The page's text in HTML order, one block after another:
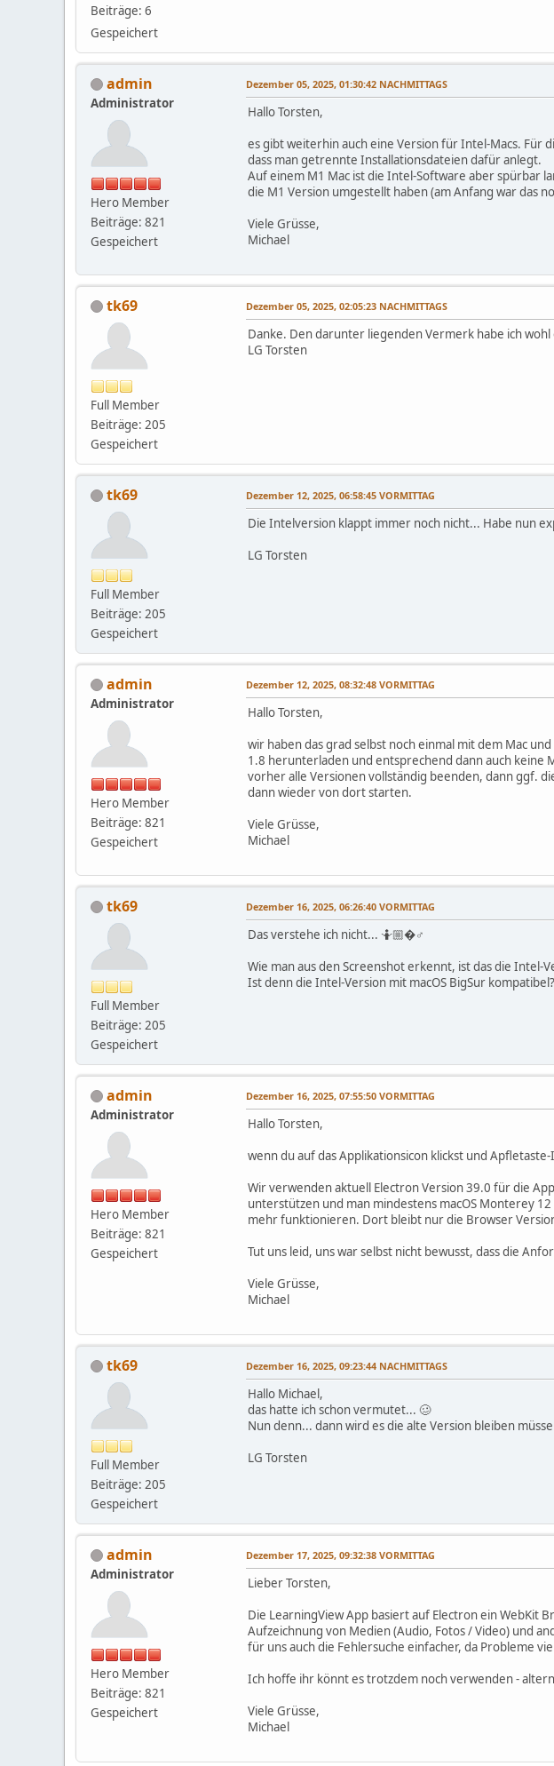
Beiträge: 6
Gespeichert
admin
Administrator
Hero Member
Beiträge: 821
Gespeichert
Dezember 05, 2025, 01:30:42 NACHMITTAGS
Hallo Torsten,
es gibt weiterhin auch eine Version für Intel-Macs. Für
dass man getrennte Installationsdateien dafür anlegt.
Auf einem M1 Mac ist die Intel-Software aber spürbar
die M1 Version umgestellt haben (am Anfang war das
Viele Grüsse,
Michael
tk69
Full Member
Beiträge: 205
Gespeichert
Dezember 05, 2025, 02:05:23 NACHMITTAGS
Danke. Den darunter liegenden Vermerk habe ich
LG Torsten
tk69
Full Member
Beiträge: 205
Gespeichert
Dezember 12, 2025, 06:58:45 VORMITTAG
Die Intelversion klappt immer noch nicht... Habe nun
LG Torsten
admin
Administrator
Hero Member
Beiträge: 821
Gespeichert
Dezember 12, 2025, 08:32:48 VORMITTAG
Hallo Torsten,
wir haben das grad selbst noch einmal mit dem Mac
1.8 herunterladen und entsprechend dann auch keine
vorher alle Versionen vollständig beenden, dann ggf.
dann wieder von dort starten.
Viele Grüsse,
Michael
tk69
Full Member
Beiträge: 205
Gespeichert
Dezember 16, 2025, 06:26:40 VORMITTAG
Das verstehe ich nicht... 🤷🏼�♂️
Wie man aus den Screenshot erkennt, ist das die Intel-
Ist denn die Intel-Version mit macOS BigSur kompatibel?
admin
Administrator
Hero Member
Beiträge: 821
Gespeichert
Dezember 16, 2025, 07:55:50 VORMITTAG
Hallo Torsten,
wenn du auf das Applikationsicon klickst und
Wir verwenden aktuell Electron Version 39.0 für die
unterstützen und man mindestens macOS Monterey
mehr funktionieren. Dort bleibt nur die Browser
Tut uns leid, uns war selbst nicht bewusst, dass die
Viele Grüsse,
Michael
tk69
Full Member
Beiträge: 205
Gespeichert
Dezember 16, 2025, 09:23:44 NACHMITTAGS
Hallo Michael,
das hatte ich schon vermutet... 🥴
Nun denn... dann wird es die alte Version bleiben
LG Torsten
admin
Administrator
Hero Member
Beiträge: 821
Gespeichert
Dezember 17, 2025, 09:32:38 VORMITTAG
Lieber Torsten,
Die LearningView App basiert auf Electron ein WebKit
Aufzeichnung von Medien (Audio, Fotos / Video) und
für uns auch die Fehlersuche einfacher, da Probleme
Ich hoffe ihr könnt es trotzdem noch verwenden -
Viele Grüsse,
Michael